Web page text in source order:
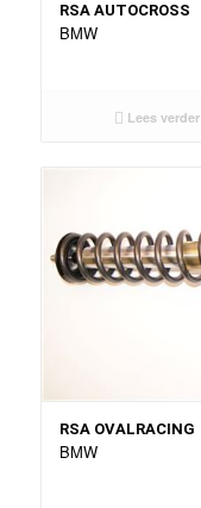
RSA AUTOCROSS
BMW
Lees verder
RSA OVALRACING
BMW